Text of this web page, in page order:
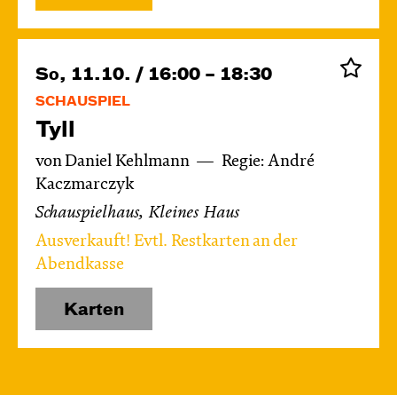
So, 11.10. / 16:00 – 18:30
SCHAUSPIEL
Tyll
von Daniel Kehlmann
Regie: André
Kaczmarczyk
Schauspielhaus, Kleines Haus
Ausverkauft! Evtl. Restkarten an der
Abendkasse
Karten